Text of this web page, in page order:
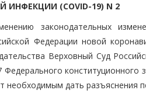
ИНФЕКЦИИ (COVID-19) N 2
законодательных
Федерации новой
Верховный Суд
конституционного
необходимым дать разъяснения